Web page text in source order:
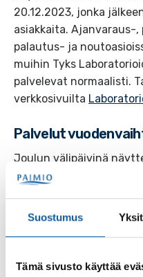
Suostumus
Tämä sivusto käyttää
20.12.2023, jonka
asiakkaita. Ajanvaraus-
palautus- ja
muihin Tyks
palvelevat normaalisti.
verkkosivuilta
Palvelut
Joulun välipäivinä
Paimiossa eikä
Sauvon laboratorio
4, Sauvo) on